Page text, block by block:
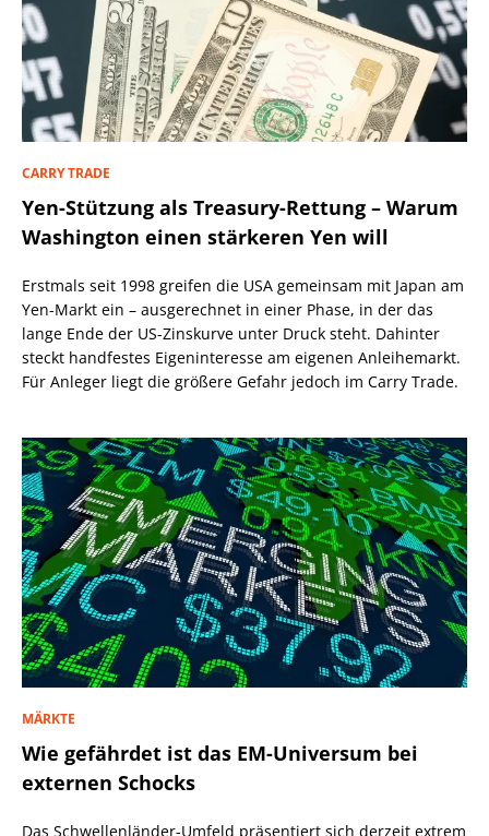
CARRY TRADE
Yen-Stützung als Treasury-Rettung – Warum
Washington einen stärkeren Yen will
Erstmals seit 1998 greifen die USA gemeinsam mit Japan am
Yen-Markt ein – ausgerechnet in einer Phase, in der das
lange Ende der US-Zinskurve unter Druck steht. Dahinter
steckt handfestes Eigeninteresse am eigenen Anleihemarkt.
Für Anleger liegt die größere Gefahr jedoch im Carry Trade.
MÄRKTE
Wie gefährdet ist das EM-Universum bei
externen Schocks
Das Schwellenländer-Umfeld präsentiert sich derzeit extrem